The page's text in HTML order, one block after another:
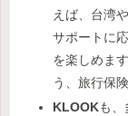
えば、台湾
サポートに
を楽しめま
う、旅行保
KLOOKも、